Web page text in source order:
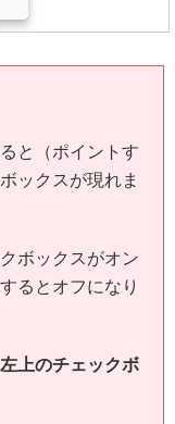
と（ポイントす
ックスが現れま
ボックスがオン
るとオフになり
上のチェックボ